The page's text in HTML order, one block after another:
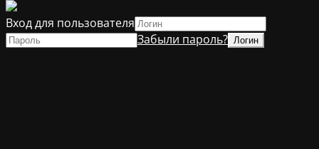
Вход для пользователя
Забыли пароль?